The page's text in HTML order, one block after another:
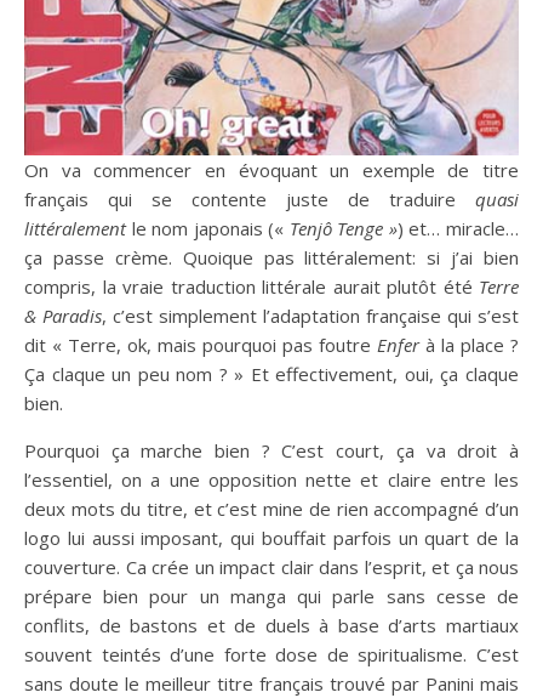
On va commencer en évoquant un exemple de titre
français qui se contente juste de traduire quasi
littéralementle nom japonais (« Tenjô Tenge ») et… miracle…
ça passe crème. Quoique pas littéralement: si j’ai bien
compris, la vraie traduction littérale aurait plutôt été Terre
& Paradis, c’est simplement l’adaptation française qui s’est
dit « Terre, ok, mais pourquoi pas foutre Enferà la place ?
Ça claque un peu nom ? » Et effectivement, oui, ça claque
bien.
Pourquoi ça marche bien ? C’est court, ça va droit à
l’essentiel, on a une opposition nette et claire entre les
deux mots du titre, et c’est mine de rien accompagné d’un
logo lui aussi imposant, qui bouffait parfois un quart de la
couverture. Ca crée un impact clair dans l’esprit, et ça nous
prépare bien pour un manga qui parle sans cesse de
conflits, de bastons et de duels à base d’arts martiaux
souvent teintés d’une forte dose de spiritualisme. C’est
sans doute le meilleur titre français trouvé par Panini mais